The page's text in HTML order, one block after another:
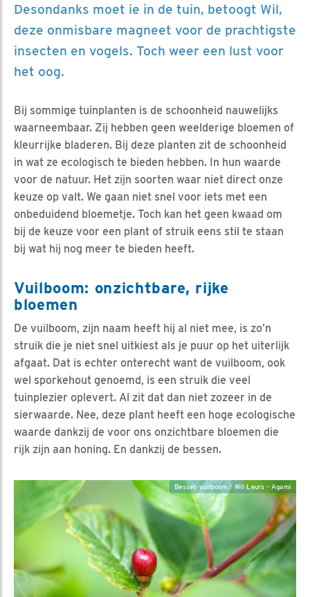
Desondanks moet ie in de tuin, betoogt Wil,
deze onmisbare magneet voor de prachtigste
insecten en vogels. Toch weer een lust voor
het oog.
Bij sommige tuinplanten is de schoonheid nauwelijks
waarneembaar. Zij hebben geen weelderige bloemen of
kleurrijke bladeren. Bij deze planten zit de schoonheid
in wat ze ecologisch te bieden hebben. In hun waarde
voor de natuur. Het zijn soorten waar niet direct onze
keuze op valt. We gaan niet snel voor iets met een
onbeduidend bloemetje. Toch kan het geen kwaad om
bij de keuze voor een plant of struik eens stil te staan
bij wat hij nog meer te bieden heeft.
Vuilboom: onzichtbare, rijke
bloemen
De vuilboom, zijn naam heeft hij al niet mee, is zo’n
struik die je niet snel uitkiest als je puur op het uiterlijk
afgaat. Dat is echter onterecht want de vuilboom, ook
wel sporkehout genoemd, is een struik die veel
tuinplezier oplevert. Al zit dat dan niet zozeer in de
sierwaarde. Nee, deze plant heeft een hoge ecologische
waarde dankzij de voor ons onzichtbare bloemen die
rijk zijn aan honing. En dankzij de bessen.
Bessen vuilboom / Wil Leurs - Agami